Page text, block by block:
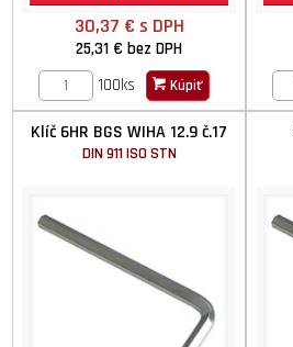
30,37 € s DPH
25,31 €bez DPH
100ks
Kúpiť
Klíč 6HR BGS WIHA 12.9 č.17
DIN 911 ISO STN